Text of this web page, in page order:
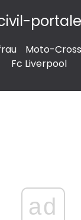
Moto-Cross
Fc Liverpool
ad